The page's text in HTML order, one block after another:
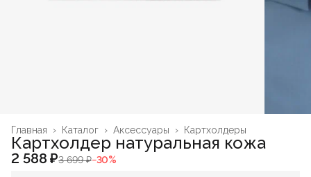
Картхолдеры
Аксессуары ›
Каталог ›
Главная ›
Картхолдер натуральная кожа
2 588 ₽3 699 ₽−30%